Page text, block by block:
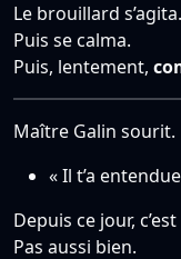
Le brouillard s’agita.
Puis se calma.
Puis, lentement,
Maître Galin sourit.
« Il t’a
Depuis ce jour,
Pas aussi bien.